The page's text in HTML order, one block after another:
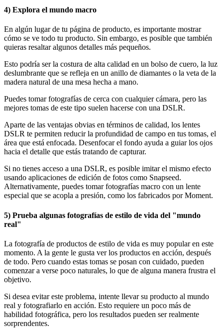
4) Explora el mundo macro
En algún lugar de tu página de producto, es importante mostrar
cómo se ve todo tu producto. Sin embargo, es posible que también
quieras resaltar algunos detalles más pequeños.
Esto podría ser la costura de alta calidad en un bolso de cuero, la luz
deslumbrante que se refleja en un anillo de diamantes o la veta de la
madera natural de una mesa hecha a mano.
Puedes tomar fotografías de cerca con cualquier cámara, pero las
mejores tomas de este tipo suelen hacerse con una DSLR.
Aparte de las ventajas obvias en términos de calidad, los lentes
DSLR te permiten reducir la profundidad de campo en tus tomas, el
área que está enfocada. Desenfocar el fondo ayuda a guiar los ojos
hacia el detalle que estás tratando de capturar.
Si no tienes acceso a una DSLR, es posible imitar el mismo efecto
usando aplicaciones de edición de fotos como Snapseed.
Alternativamente, puedes tomar fotografías macro con un lente
especial que se acopla a presión, como los fabricados por Moment.
5) Prueba algunas fotografías de estilo de vida del "mundo
real"
La fotografía de productos de estilo de vida es muy popular en este
momento. A la gente le gusta ver los productos en acción, después
de todo. Pero cuando estas tomas se posan con cuidado, pueden
comenzar a verse poco naturales, lo que de alguna manera frustra el
objetivo.
Si desea evitar este problema, intente llevar su producto al mundo
real y fotografiarlo en acción. Esto requiere un poco más de
habilidad fotográfica, pero los resultados pueden ser realmente
sorprendentes.